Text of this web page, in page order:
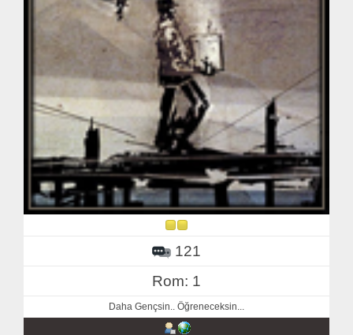
121
Rom: 1
Daha Gençsin.. Öğreneceksin...